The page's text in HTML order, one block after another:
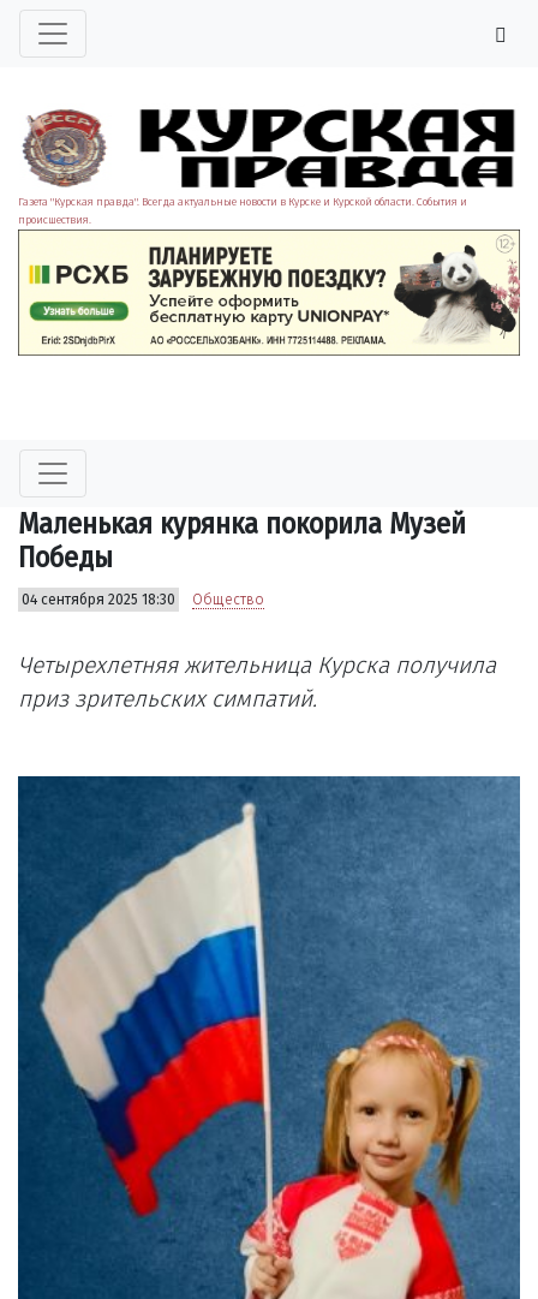
Газета "Курская правда". Всегда актуальные новости в Курске и Курской области. События и
происшествия.
Маленькая курянка покорила Музей
Победы
04 сентября 2025 18:30 Общество
Четырехлетняя жительница Курска получила
приз зрительских симпатий.